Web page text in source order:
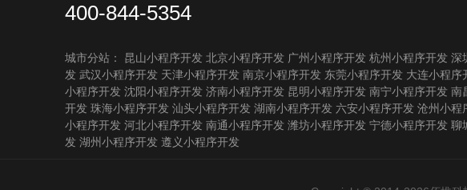
400-844-5354
城市分站： 昆山小程序开发 北京小程序开发 广州小程序开发 杭州小程序开发 深
发 武汉小程序开发 天津小程序开发 南京小程序开发 东莞小程序开发 大连小程序
小程序开发 沈阳小程序开发 济南小程序开发 昆明小程序开发 南宁小程序开发 南
开发 珠海小程序开发 汕头小程序开发 湖南小程序开发 六安小程序开发 沧州小程
小程序开发 河北小程序开发 南通小程序开发 潍坊小程序开发 宁德小程序开发 聊
发 湖州小程序开发 遵义小程序开发